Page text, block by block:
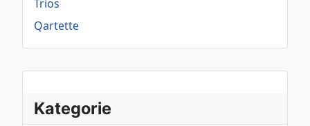
Kategorie
Trios
Qartette